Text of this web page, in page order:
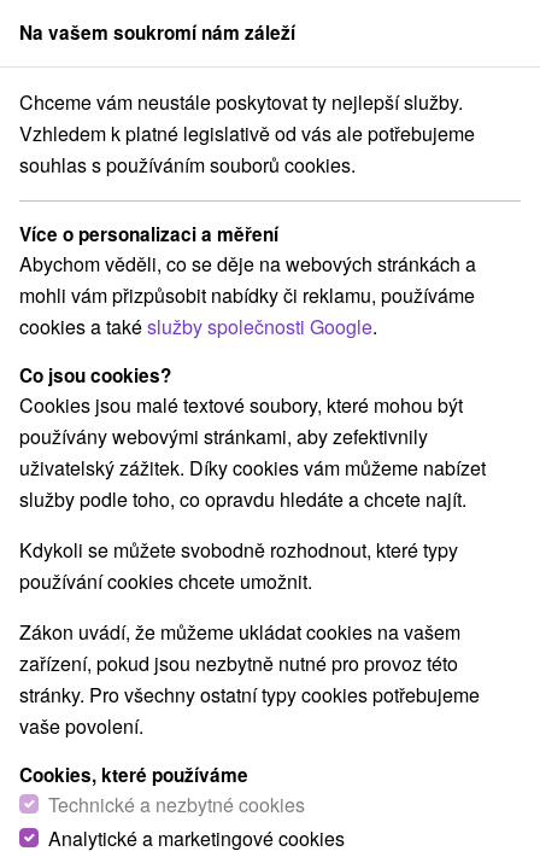
člen skupinySorger
na Slovensku Východné Slovensko Prešovský kraj
Ubytování Ulič
Kategorie
Všechny kategorie
Chaty na prenájom(2)
Penzióny (1)
Vyberte lokalitu nebo termín
VŠECHNY NEJLEVNĚJŠÍ NEJDRAŽŠÍ PODLE
Na vašem soukromí nám záleží
Chceme vám neustále poskytovat ty nejlepší služby.
Vzhledem k platné legislativě od vás ale potřebujeme
souhlas s používáním souborů cookies.
Více o personalizaci a měření
Abychom věděli, co se děje na webových stránkách a
mohli vám přizpůsobit nabídky či reklamu, používáme
cookies a takéslužby společnosti Google.
Co jsou cookies?
Cookies jsou malé textové soubory, které mohou být
používány webovými stránkami, aby zefektivnily
uživatelský zážitek. Díky cookies vám můžeme nabízet
služby podle toho, co opravdu hledáte a chcete najít.
Kdykoli se můžete svobodně rozhodnout, které typy
používání cookies chcete umožnit.
Zákon uvádí, že můžeme ukládat cookies na vašem
zařízení, pokud jsou nezbytně nutné pro provoz této
stránky. Pro všechny ostatní typy cookies potřebujeme
vaše povolení.
Cookies, které používáme
Technické a nezbytné cookies
Analytické a marketingové cookies